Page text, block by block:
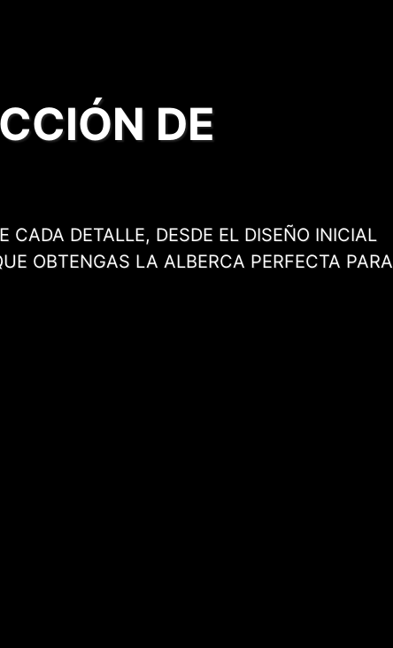
DE
CADA DETALLE, DESDE EL DISEÑO INICIAL
OBTENGAS LA ALBERCA PERFECTA PARA